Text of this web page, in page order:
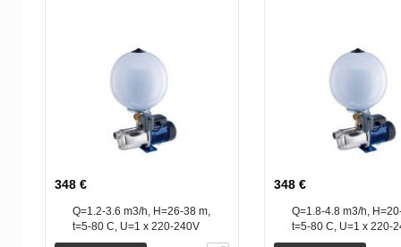
348 €
Q=1.2-3.6 m3/h, H=26-38 m,
t=5-80 C, U=1 x 220-240V
348 €
Q=1.8-4.8 m3/h,
t=5-80 C, U=1 x 220-